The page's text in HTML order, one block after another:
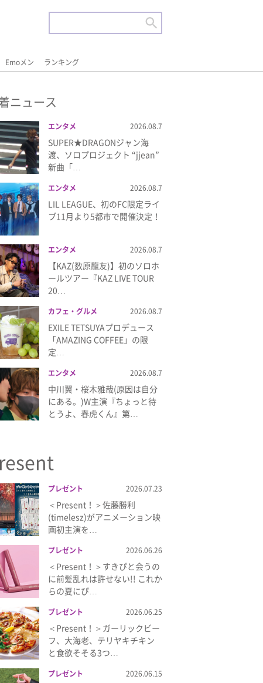
Emoメン ランキング
ニュース
エンタメ 2026.08.7
SUPER★DRAGONジャン海
渡、ソロプロジェクト “jjean”
新曲「…
エンタメ 2026.08.7
LIL LEAGUE、初のFC限定ライ
ブ11月より5都市で開催決定！
エンタメ 2026.08.7
【KAZ(数原龍友)】初のソロホ
ールツアー『KAZ LIVE TOUR
20…
カフェ・グルメ 2026.08.7
EXILE TETSUYAプロデュース
「AMAZING COFFEE」の限
定…
エンタメ 2026.08.7
中川翼・桜木雅哉(原因は自分
にある。)W主演『ちょっと待
とうよ、春虎くん』第…
プレゼント 2026.07.23
＜Present！＞佐藤勝利
(timelesz)がアニメーション映
画初主演を…
プレゼント 2026.06.26
＜Present！＞すきぴと会うの
に前髪乱れは許せない!! これか
らの夏にぴ…
プレゼント 2026.06.25
＜Present！＞ガーリックビー
フ、大海老、テリヤキチキン
と食欲そそる3つ…
プレゼント 2026.06.15